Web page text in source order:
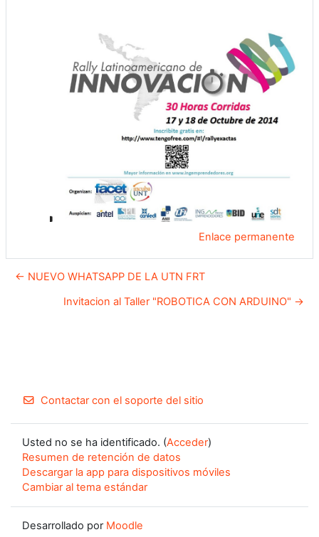
Enlace permanente
← NUEVO WHATSAPP DE LA UTN FRT
Invitacion al Taller "ROBOTICA CON ARDUINO" →
Contactar con el soporte del sitio
Usted no se ha identificado. (Acceder)
Resumen de retención de datos
Descargar la app para dispositivos móviles
Cambiar al tema estándar
Desarrollado por Moodle